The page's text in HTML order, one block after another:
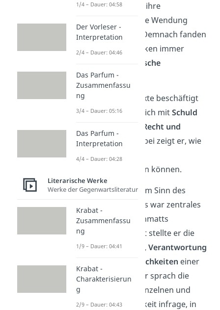
gedacht, wenn sie ihre
schlimmstmögliche Wendung
genommen hat.“ Demnach fanden
sich in seinen Werken immer
pessimistische
Grundthemen.
In vielen seiner Texte beschäftigt
der Schriftsteller sich mitSchuld
Recht und
Gerechtigkeit
. Dabei zeigt er, wie
weit die Begriffe
auseinanderklaffen können.
Auch der Zweifel am Sinn des
menschlichen Tuns war zentrales
Thema von Dürrenmatts
Schriftstücken. Oft stellte er die
Frage nach Macht, Verantwortung
und Einflussmöglichkeiten einer
einzigen Person. Er sprach die
Hilflosigkeit des Einzelnen und
stellte seine Fähigkeit infrage, in
1/4 – Dauer: 04:58
Der Vorleser -
Interpretation
2/4 – Dauer: 04:46
Das Parfum -
Zusammenfassu
ng
3/4 – Dauer: 05:16
Das Parfum -
Interpretation
4/4 – Dauer: 04:28
Literarische Werke
Werke der Gegenwartsliteratur
Krabat -
Zusammenfassu
ng
1/9 – Dauer: 04:41
Krabat -
Charakterisierun
g
2/9 – Dauer: 04:43